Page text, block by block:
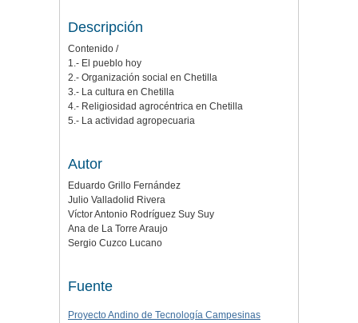
Descripción
Contenido /
1.- El pueblo hoy
2.- Organización social en Chetilla
3.- La cultura en Chetilla
4.- Religiosidad agrocéntrica en Chetilla
5.- La actividad agropecuaria
Autor
Eduardo Grillo Fernández
Julio Valladolid Rivera
Víctor Antonio Rodríguez Suy Suy
Ana de La Torre Araujo
Sergio Cuzco Lucano
Fuente
Proyecto Andino de Tecnología Campesinas